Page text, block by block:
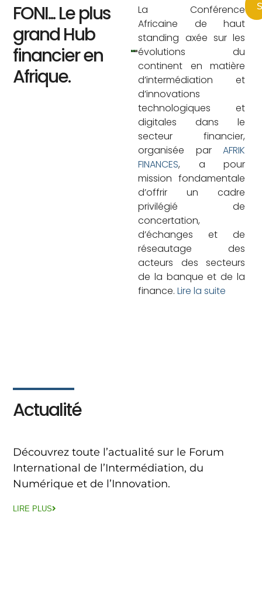
FONI... Le plus
grand Hub
financier en
Afrique.
La Conférence
Africaine de haut
standing axée sur les
évolutions du
continent en matière
d’intermédiation et
d’innovations
technologiques et
digitales dans le
secteur financier,
organisée par AFRIK
FINANCES, a pour
mission fondamentale
d’offrir un cadre
privilégié de
concertation,
d’échanges et de
réseautage des
acteurs des secteurs
de la banque et de la
finance.Lire la suite
Actualité
Découvrez toute l’actualité sur le Forum
International de l’Intermédiation, du
Numérique et de l’Innovation.
LIRE PLUS